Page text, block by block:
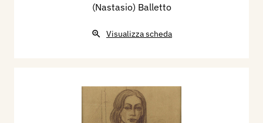
(Nastasio) Balletto
Visualizza scheda